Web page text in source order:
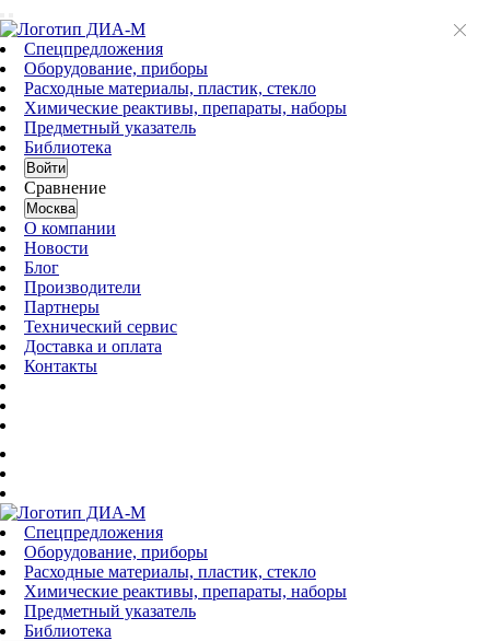
Спецпредложения
Оборудование, приборы
Расходные материалы, пластик, стекло
Химические реактивы, препараты, наборы
Предметный указатель
Библиотека
Войти
Сравнение
Москва
О компании
Новости
Блог
Производители
Партнеры
Технический сервис
Доставка и оплата
Контакты
Спецпредложения
Оборудование, приборы
Расходные материалы, пластик, стекло
Химические реактивы, препараты, наборы
Предметный указатель
Библиотека